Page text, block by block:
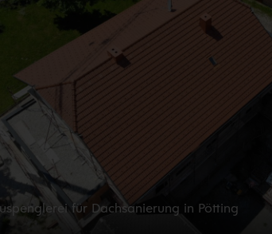
für Dachsanierung in Pötting